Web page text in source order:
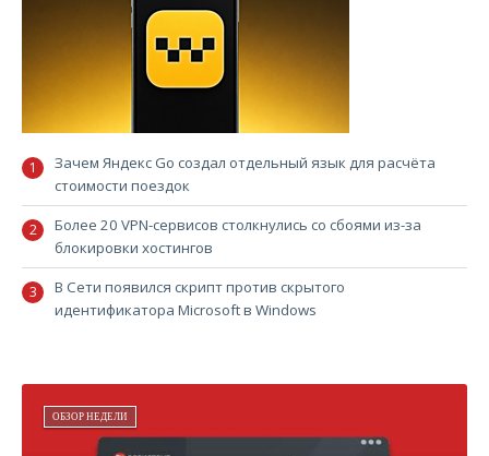
Зачем Яндекс Go создал отдельный язык для расчёта
стоимости поездок
Более 20 VPN-сервисов столкнулись со сбоями из-за
блокировки хостингов
В Сети появился скрипт против скрытого
идентификатора Microsoft в Windows
ОБЗОР НЕДЕЛИ